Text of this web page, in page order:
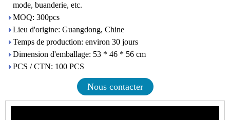
mode, buanderie, etc.
MOQ: 300pcs
Lieu d'origine: Guangdong, Chine
Temps de production: environ 30 jours
Dimension d'emballage: 53 * 46 * 56 cm
PCS / CTN: 100 PCS
Nous contacter